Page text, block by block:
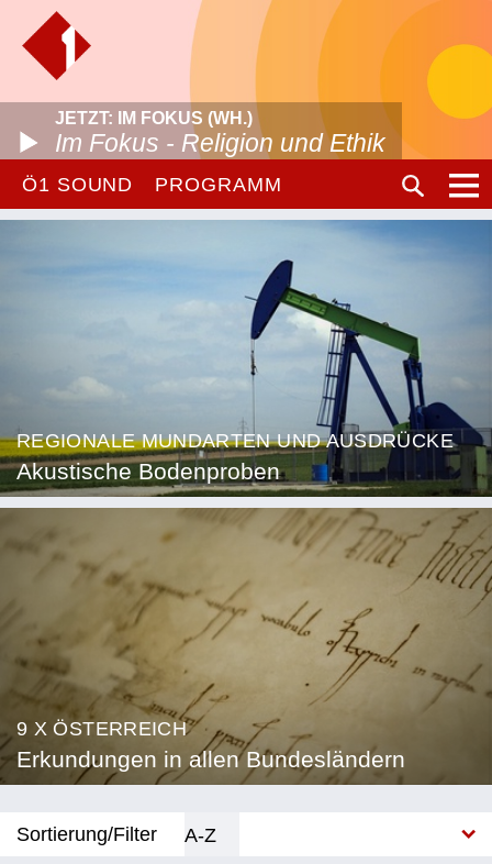
JETZT: IM FOKUS (WH.)
Im Fokus - Religion und Ethik
Ö1 SOUND PROGRAMM
REGIONALE MUNDARTEN UND AUSDRÜCKE
Akustische Bodenproben
9 X ÖSTERREICH
Erkundungen in allen Bundesländern
Sortierung/Filter
A-Z